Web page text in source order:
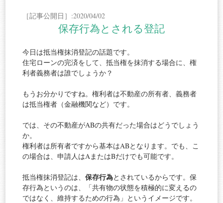
［記事公開日］:2020/04/02
保存行為とされる登記
今日は抵当権抹消登記の話題です。
住宅ローンの完済をして、抵当権を抹消する場合に、権
利者義務者は誰でしょうか？
もうお分かりですね。権利者は不動産の所有者、義務者
は抵当権者（金融機関など）です。
では、その不動産がABの共有だった場合はどうでしょう
か。
権利者は所有者ですから基本はABとなります。でも、こ
の場合は、申請人はAまたはBだけでも可能です。
抵当権抹消登記は、保存行為とされているからです。保
存行為というのは、「共有物の状態を積極的に変えるの
ではなく、維持するための行為」というイメージです。